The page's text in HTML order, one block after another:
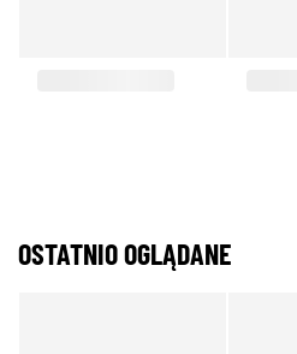
OSTATNIO OGLĄDANE